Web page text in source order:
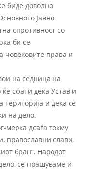
биде доволно
Јавно
спротивност со
би се
човековите права и
на седница на
сфати дека Устав и
и дека се
на дело.
мерка доаѓа токму
православни слави,
бран“. Народот
се прашуваме и